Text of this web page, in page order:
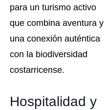
para un turismo activo
que combina aventura y
una conexión auténtica
con la biodiversidad
costarricense.
Hospitalidad y